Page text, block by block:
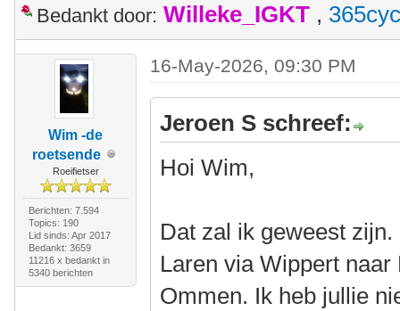
Bedankt door: Willeke_IGKT ,
Wim -de
roetsende
Roeifietser
Berichten: 7.594
Topics: 190
Lid sinds: Apr 2017
Bedankt: 3659
11216 x bedankt in
5340 berichten
16-May-2026, 09:30 PM
Jeroen S schreef:
Hoi Wim,
Dat zal ik geweest
Laren via Wippert
Ommen. Ik heb jullie